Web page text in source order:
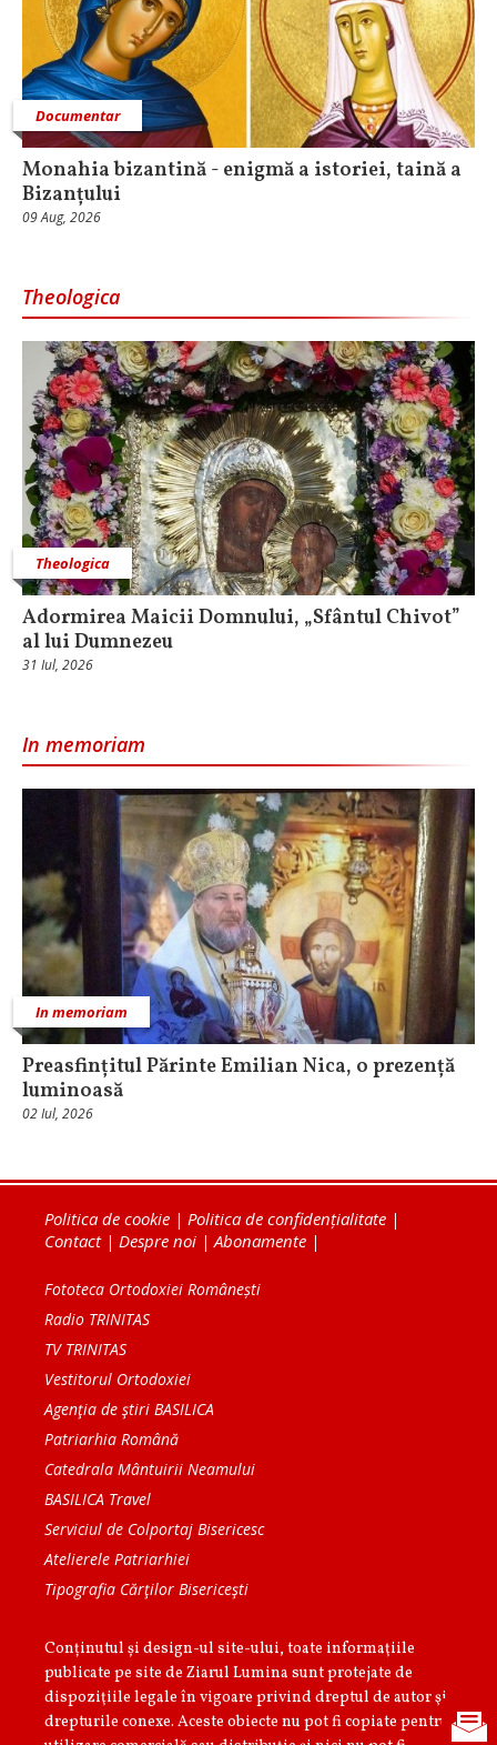
Documentar
Monahia bizantină - enigmă a istoriei, taină a
Bizanțului
09 Aug, 2026
Theologica
Theologica
Adormirea Maicii Domnului, „Sfântul Chivot”
al lui Dumnezeu
31 Iul, 2026
In memoriam
In memoriam
Preasfințitul Părinte Emilian Nica, o prezență
luminoasă
02 Iul, 2026
Politica de cookie | Politica de confidențialitate |
Contact| Despre noi | Abonamente |
Fototeca Ortodoxiei Românești
Radio TRINITAS
TV TRINITAS
Vestitorul Ortodoxiei
Agenţia de ştiri BASILICA
Patriarhia Română
Catedrala Mântuirii Neamului
BASILICA Travel
Serviciul de Colportaj Bisericesc
Atelierele Patriarhiei
Tipografia Cărţilor Bisericeşti
Conținutul și design-ul site-ului, toate informaţiile
publicate pe site de Ziarul Lumina sunt protejate de
dispoziţiile legale în vigoare privind dreptul de autor şi
drepturile conexe. Aceste obiecte nu pot fi copiate pentru